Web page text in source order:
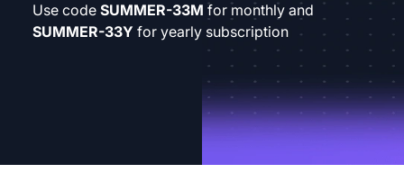
Use code SUMMER-33M for monthly and
SUMMER-33Y for yearly subscription